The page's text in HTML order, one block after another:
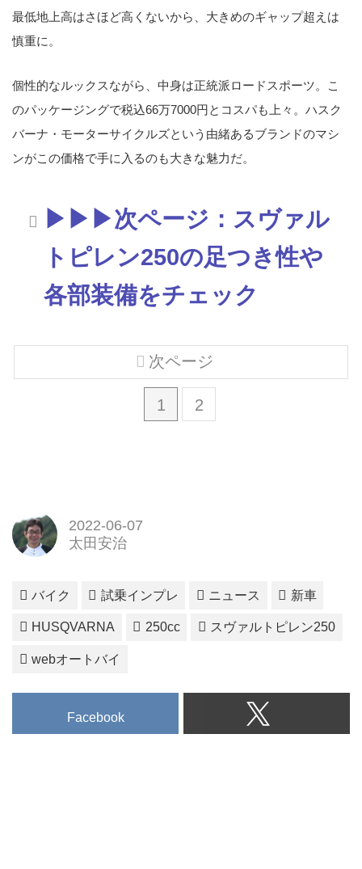
最低地上高はさほど高くないから、大きめのギャップ超えは
慎重に。
個性的なルックスながら、中身は正統派ロードスポーツ。こ
のパッケージングで税込66万7000円とコスパも上々。ハスク
バーナ・モーターサイクルズという由緒あるブランドのマシ
ンがこの価格で手に入るのも大きな魅力だ。
▶▶▶次ページ：スヴァル
トピレン250の足つき性や
各部装備をチェック
1 2
次ページ
2022-06-07
太田安治
バイク 試乗インプレ ニュース 新車
HUSQVARNA 250cc スヴァルトピレン250
webオートバイ
Facebook